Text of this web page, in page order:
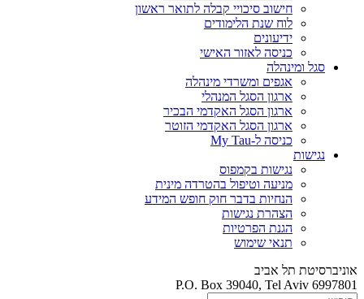
חישוב סיכויי קבלה לתואר ראשון
לוח שנת הלימודים
ידיעונים
כניסה לאזור האישי
סגל ומינהלה
אגפים ומשרדי מינהלה
ארגון הסגל המנהלי
ארגון הסגל האקדמי הבכיר
ארגון הסגל האקדמי הזוטר
כניסה ל-My Tau
נגישות
נגישות בקמפוס
מניעה וטיפול בהטרדה מינית
הנחיות בדבר חוק חופש המידע
הצהרת נגישות
הגנת הפרטיות
תנאי שימוש
אוניברסיטת תל אביב
P.O. Box 39040, Tel Aviv 6997801